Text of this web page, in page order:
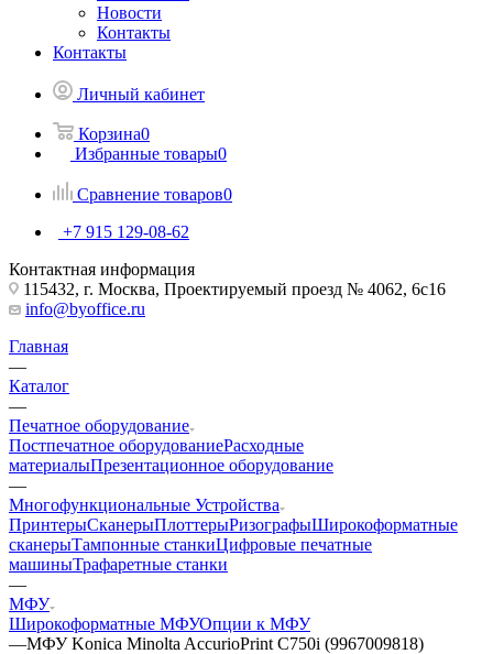
Новости
Контакты
Контакты
Личный кабинет
Корзина0
Избранные товары0
Сравнение товаров0
+7 915 129-08-62
Контактная информация
115432, г. Москва, Проектируемый проезд № 4062, 6с16
info@byoffice.ru
Главная
—
Каталог
—
Печатное оборудование
Постпечатное оборудованиеРасходные
материалыПрезентационное оборудование
—
Многофункциональные Устройства
ПринтерыСканерыПлоттерыРизографыШирокоформатные
сканерыТампонные станкиЦифровые печатные
машиныТрафаретные станки
—
МФУ
Широкоформатные МФУОпции к МФУ
—МФУ Konica Minolta AccurioPrint C750i (9967009818)